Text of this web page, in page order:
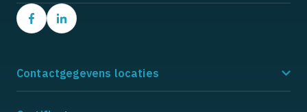
Contactgegevens locaties